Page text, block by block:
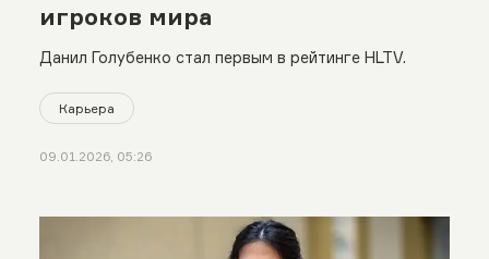
игроков мира
Данил Голубенко стал первым в рейтинге HLTV.
Карьера
09.01.2026, 05:26